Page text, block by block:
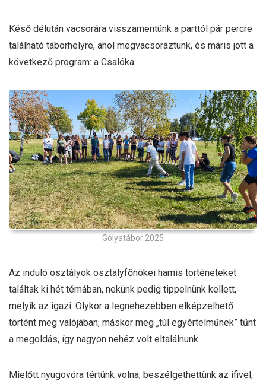
Késő délután vacsorára visszamentünk a parttól pár percre
található táborhelyre, ahol megvacsoráztunk, és máris jött a
következő program: a Csalóka.
Gólyatábor 2025
Az induló osztályok osztályfőnökei hamis történeteket
találtak ki hét témában, nekünk pedig tippelnünk kellett,
melyik az igazi. Olykor a legnehezebben elképzelhető
történt meg valójában, máskor meg „túl egyértelműnek” tűnt
a megoldás, így nagyon nehéz volt eltalálnunk.
Mielőtt nyugovóra tértünk volna, beszélgethettünk az ifivel,